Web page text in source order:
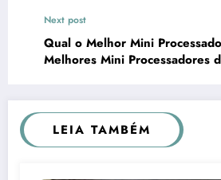
Next post
Qual o Melhor Mini
Melhores Mini Processadores
LEIA TAMBÉM